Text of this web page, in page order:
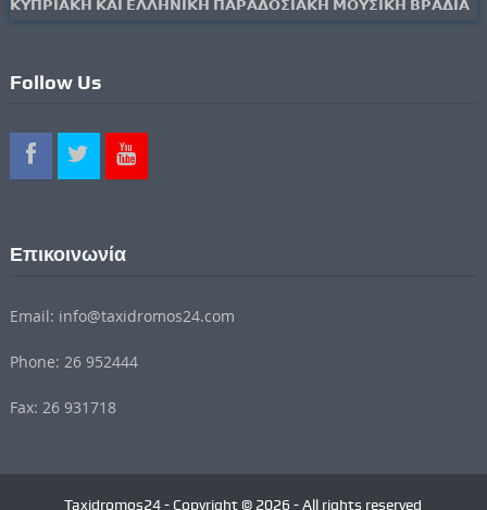
𝝟𝝪𝝥𝝦𝝞𝝖𝝟𝝜 𝝟𝝖𝝞 𝝚𝝠𝝠𝝜𝝢𝝞𝝟𝝜 𝝥𝝖𝝦𝝖𝝙𝝤𝝨𝝞𝝖𝝟𝝜 𝝡𝝤𝝪𝝨𝝞𝝟𝝜 𝝗𝝦𝝖𝝙𝝞𝝖
Follow Us
Επικοινωνία
Email: info@taxidromos24.com
Phone: 26 952444
Fax: 26 931718
Taxidromos24 - Copyright © 2026 - All rights reserved